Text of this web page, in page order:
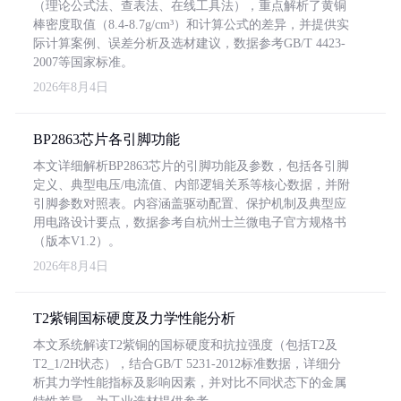
（理论公式法、查表法、在线工具法），重点解析了黄铜
棒密度取值（8.4-8.7g/cm³）和计算公式的差异，并提供实
际计算案例、误差分析及选材建议，数据参考GB/T 4423-
2007等国家标准。
2026年8月4日
BP2863芯片各引脚功能
本文详细解析BP2863芯片的引脚功能及参数，包括各引脚
定义、典型电压/电流值、内部逻辑关系等核心数据，并附
引脚参数对照表。内容涵盖驱动配置、保护机制及典型应
用电路设计要点，数据参考自杭州士兰微电子官方规格书
（版本V1.2）。
2026年8月4日
T2紫铜国标硬度及力学性能分析
本文系统解读T2紫铜的国标硬度和抗拉强度（包括T2及
T2_1/2H状态），结合GB/T 5231-2012标准数据，详细分
析其力学性能指标及影响因素，并对比不同状态下的金属